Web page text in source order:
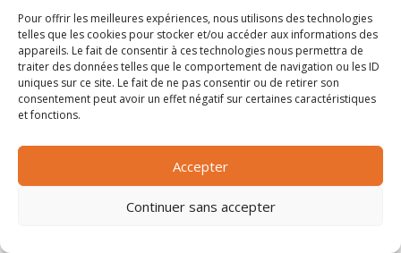
Pour offrir les meilleures expériences, nous utilisons des technologies
telles que les cookies pour stocker et/ou accéder aux informations des
appareils. Le fait de consentir à ces technologies nous permettra de
traiter des données telles que le comportement de navigation ou les ID
uniques sur ce site. Le fait de ne pas consentir ou de retirer son
consentement peut avoir un effet négatif sur certaines caractéristiques
et fonctions.
Accepter
Continuer sans accepter
Immobilier de bureaux
Immobilier industriel
Immobilier logements
Impression 3D
Imprimerie
Indre 36